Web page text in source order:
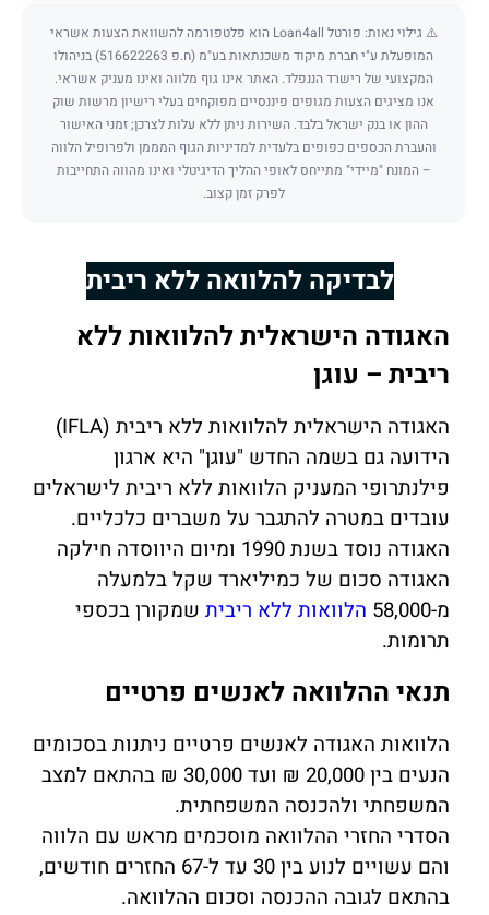
⚠️ גילוי נאות: פורטל Loan4all הוא פלטפורמה להשוואת הצעות אשראי
המופעלת ע"י חברת מיקוד משכנתאות בע"מ (ח.פ 516622263) בניהולו
המקצועי של רישרד הננפלד. האתר אינו גוף מלווה ואינו מעניק אשראי.
אנו מציגים הצעות מגופים פיננסיים מפוקחים בעלי רישיון מרשות שוק
ההון או בנק ישראל בלבד. השירות ניתן ללא עלות לצרכן; זמני האישור
והעברת הכספים כפופים בלעדית למדיניות הגוף המממן ולפרופיל הלווה
– המונח "מיידי" מתייחס לאופי ההליך הדיגיטלי ואינו מהווה התחייבות
לפרק זמן קצוב.
לבדיקה להלוואה ללא ריבית
האגודה הישראלית להלוואות ללא
ריבית – עוגן
האגודה הישראלית להלוואות ללא ריבית (IFLA)
הידועה גם בשמה החדש "עוגן" היא ארגון
פילנתרופי המעניק הלוואות ללא ריבית לישראלים
עובדים במטרה להתגבר על משברים כלכליים.
האגודה נוסד בשנת 1990 ומיום היווסדה חילקה
האגודה סכום של כמיליארד שקל בלמעלה
מ-58,000
הלוואות ללא ריבית שמקורן בכספי
תרומות.
תנאי ההלוואה לאנשים פרטיים
הלוואות האגודה לאנשים פרטיים ניתנות בסכומים
הנעים בין 20,000 ₪ ועד 30,000 ₪ בהתאם למצב
המשפחתי ולהכנסה המשפחתית.
הסדרי החזרי ההלוואה מוסכמים מראש עם הלווה
והם עשויים לנוע בין 30 עד ל-67 החזרים חודשים,
בהתאם לגובה ההכנסה וסכום ההלוואה.